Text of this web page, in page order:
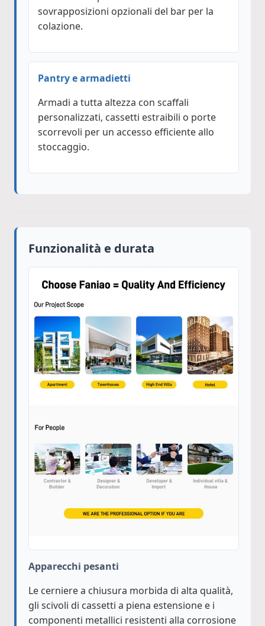
sovrapposizioni opzionali del bar per la
colazione.
Pantry e armadietti
Armadi a tutta altezza con scaffali
personalizzati, cassetti estraibili o porte
scorrevoli per un accesso efficiente allo
stoccaggio.
Funzionalità e durata
Apparecchi pesanti
Le cerniere a chiusura morbida di alta qualità,
gli scivoli di cassetti a piena estensione e i
componenti metallici resistenti alla corrosione